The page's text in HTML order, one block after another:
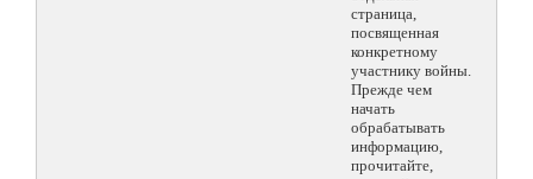
страница,
посвященная
конкретному
участнику войны.
Прежде чем
начать
обрабатывать
информацию,
прочитайте,